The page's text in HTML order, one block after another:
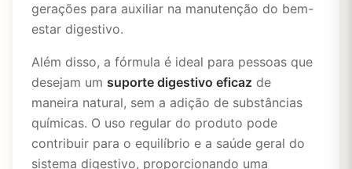
gerações para auxiliar na manutenção do bem-
estar digestivo.
Além disso, a fórmula é ideal para pessoas que
desejam um suporte digestivo eficaz de
maneira natural, sem a adição de substâncias
químicas. O uso regular do produto pode
contribuir para o equilíbrio e a saúde geral do
sistema digestivo, proporcionando uma